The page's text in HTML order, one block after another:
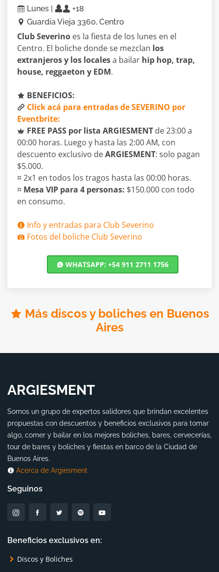
Lunes |
+18
Guardia Vieja 3360, Centro
Club Severino es la fiesta de los lunes en el
Centro. El boliche donde se mezclan los
extranjeros y los localesa bailar hip hop, trap,
house, reggaeton y EDM.
BENEFICIOS:
Click acá para entradas de SEVERINO por
Eventbrite:
FREE PASS por lista ARGIESMENT de 23:00 a
00:00 horas. Luego y hasta las 2:00 AM, con
descuento exclusivo deARGIESMENT: solo pagan
$5.000.
¤ 2x1 en todos los tragos hasta las 00:00 horas.
¤ Mesa VIP para 4 personas: $150.000 con todo
en consumo.
Info y entradas para Club Severino
Fotos del boliche Club Severino
WHATSAPP: +54 911 2711 1756
Más discos y boliches en Buenos
Aires
ARGIESMENT
Somos un grupo de expertos salidores que brindan excelentes
propuestas con descuentos y beneficios exclusivos para tomar
algo, comer y bailar en los mejores boliches, bares, cervecerías,
tour de bares y boliches y fiestas en barco de la Ciudad de
Buenos Aires.
Acerca de Argiesment
Seguinos
Beneficios exclusivos en:
Discos y Boliches